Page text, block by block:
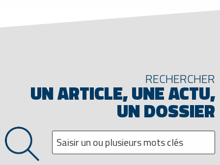
RECHERCHER
UN ARTICLE, UNE ACTU,
UN DOSSIER